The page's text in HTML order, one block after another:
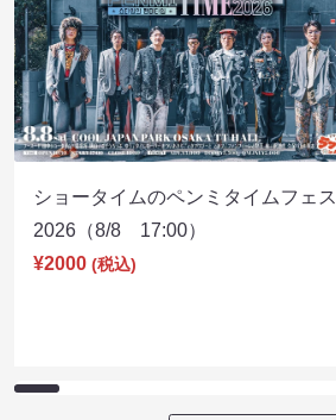
ショータイムのペンミタイムフェス
2026（8/8 17:00）
¥2000 (税込)